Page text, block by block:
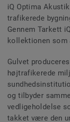
iQ Optima
trafikerede
Gennem Tarkett
kollektionen som
Gulvet
højtrafikerede
og tilbyder
vedligeholdelse
takket være den